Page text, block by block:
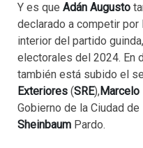
Y es que Adán Augusto
declarado a competir por
interior del partido
electorales del 2024. En
también está subido el
Exteriores (SRE),Marcelo
Gobierno de la Ciudad
Sheinbaum Pardo.